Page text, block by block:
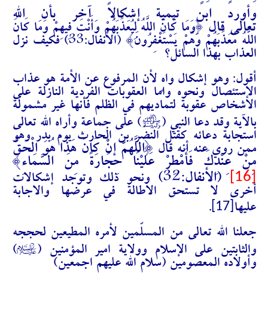
وأورد ابن تيمية إشكالاً آخر بأن الله
تعالى قال {وَمَا كَانَ اللَّهُ لِيُعَذِّبَهُمْ وَأَنْتَ فِيهِمْ وَمَا كَانَ
اللَّهُ مُعَذِّبَهُمْ وَهُمْ يَسْتَغْفِرُونَ} (الأنفال:33) فكيف نزل
العذاب بهذا السائل؟
أقول: وهو إشكال واهٍ لأن المرفوع عن الأمة هو عذاب
الاستئصال ونحوه واما العقوبات الفردية النازلة على
الأشخاص عقوبة لتماديهم في الظلم فأنها غير مشمولة
بالآية وقد دعا النبي (J) على جماعة وأراه الله تعالى
استجابة دعائه كقتل النضر بن الحارث يوم بدر وهو
ممن روي عنه أنه قال {اللَّهُمَّ إِنْ كَانَ هَذَا هُوَ الْحَقَّ
مِنْ عِنْدِكَ فَأَمْطِرْ عَلَيْنَا حِجَارَةً مِنَ السَّمَاءِ}
[16] (الأنفال:32)
ونحو ذلك وتوجد إشكالات
أخرى لا تستحق الاطالة في عرضها والاجابة
عليها
.
جعلنا الله تعالى من المسلّمين لأمره المطيعين لحججه
والثابتين على الإسلام وولاية امير المؤمنين (A
)
وأولاده المعصومين (سلام الله عليهم اجمعين)